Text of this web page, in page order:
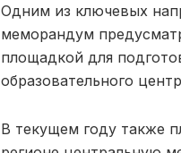
Одним из ключевых
меморандум
площадкой для
образовательного
В текущем году также